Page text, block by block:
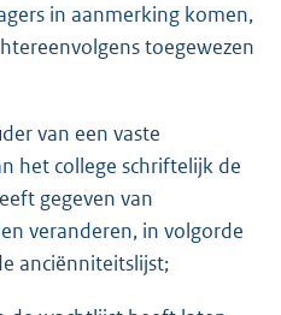
in aanmerking komen,
toegewezen
van een vaste
het college schriftelijk de
gegeven van
veranderen, in volgorde
anciënniteitslijst;